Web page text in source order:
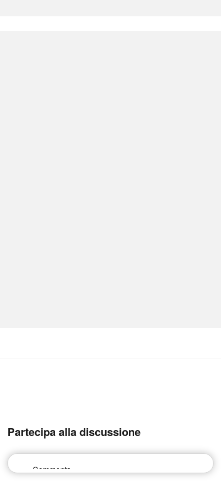
Partecipa alla discussione